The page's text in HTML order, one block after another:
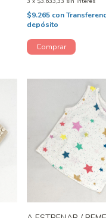
$9.265 con
depósito